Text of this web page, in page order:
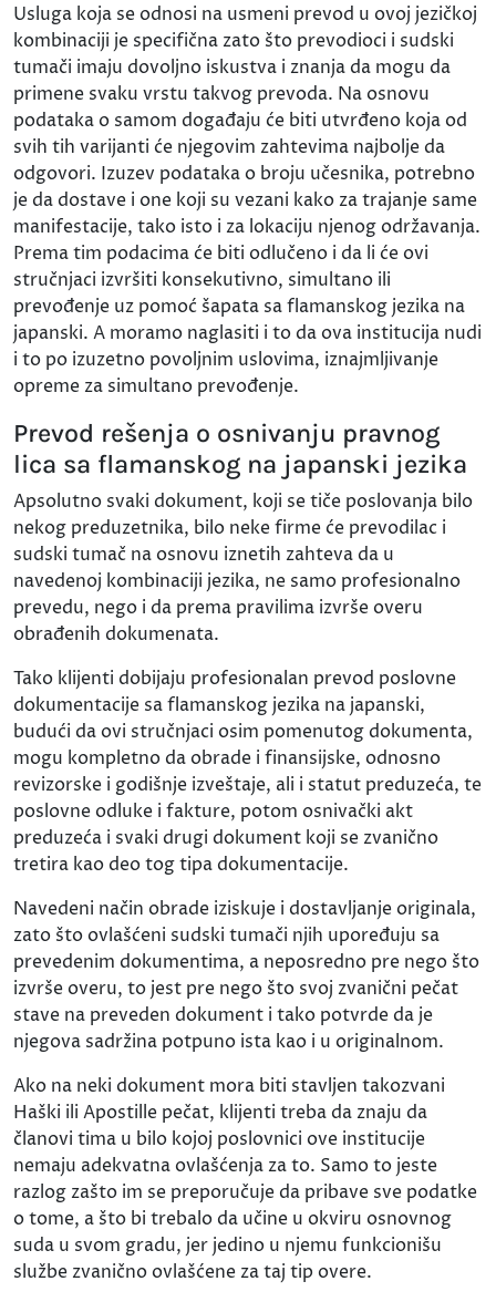
Usluga koja se odnosi na usmeni prevod u ovoj jezičkoj
kombinaciji je specifična zato što prevodioci i sudski
tumači imaju dovoljno iskustva i znanja da mogu da
primene svaku vrstu takvog prevoda. Na osnovu
podataka o samom događaju će biti utvrđeno koja od
svih tih varijanti će njegovim zahtevima najbolje da
odgovori. Izuzev podataka o broju učesnika, potrebno
je da dostave i one koji su vezani kako za trajanje same
manifestacije, tako isto i za lokaciju njenog održavanja.
Prema tim podacima će biti odlučeno i da li će ovi
stručnjaci izvršiti konsekutivno, simultano ili
prevođenje uz pomoć šapata sa flamanskog jezika na
japanski. A moramo naglasiti i to da ova institucija nudi
i to po izuzetno povoljnim uslovima, iznajmljivanje
opreme za simultano prevođenje.
Prevod rešenja o osnivanju pravnog
lica sa flamanskog na japanski jezika
Apsolutno svaki dokument, koji se tiče poslovanja bilo
nekog preduzetnika, bilo neke firme će prevodilac i
sudski tumač na osnovu iznetih zahteva da u
navedenoj kombinaciji jezika, ne samo profesionalno
prevedu, nego i da prema pravilima izvrše overu
obrađenih dokumenata.
Tako klijenti dobijaju profesionalan prevod poslovne
dokumentacije sa flamanskog jezika na japanski,
budući da ovi stručnjaci osim pomenutog dokumenta,
mogu kompletno da obrade i finansijske, odnosno
revizorske i godišnje izveštaje, ali i statut preduzeća, te
poslovne odluke i fakture, potom osnivački akt
preduzeća i svaki drugi dokument koji se zvanično
tretira kao deo tog tipa dokumentacije.
Navedeni način obrade iziskuje i dostavljanje originala,
zato što ovlašćeni sudski tumači njih upoređuju sa
prevedenim dokumentima, a neposredno pre nego što
izvrše overu, to jest pre nego što svoj zvanični pečat
stave na preveden dokument i tako potvrde da je
njegova sadržina potpuno ista kao i u originalnom.
Ako na neki dokument mora biti stavljen takozvani
Haški ili Apostille pečat, klijenti treba da znaju da
članovi tima u bilo kojoj poslovnici ove institucije
nemaju adekvatna ovlašćenja za to. Samo to jeste
razlog zašto im se preporučuje da pribave sve podatke
o tome, a što bi trebalo da učine u okviru osnovnog
suda u svom gradu, jer jedino u njemu funkcionišu
službe zvanično ovlašćene za taj tip overe.